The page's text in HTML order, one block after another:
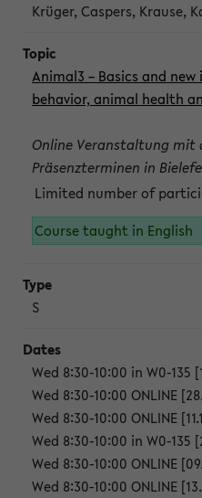
Krüger, Caspers, Krause,
Animal3 – Basics and
behavior, animal health
Online Veranstaltung mit
Präsenzterminen in
Limited number of
Course taught in English
S
Wed 8:30-10:00 in W0-135
Wed 8:30-10:00 ONLINE
Wed 8:30-10:00 ONLINE
Wed 8:30-10:00 in W0-135
Wed 8:30-10:00 ONLINE
Wed 8:30-10:00 ONLINE